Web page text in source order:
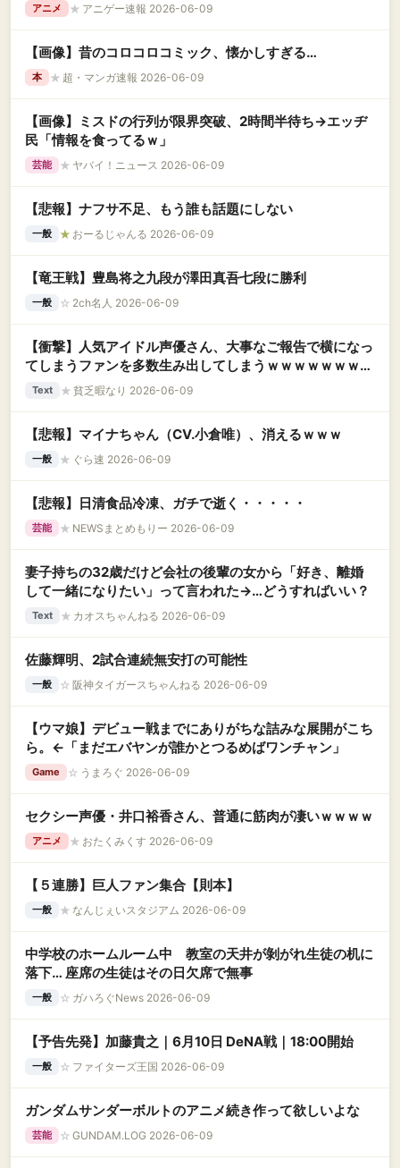
アニメ ★ アニゲー速報 2026-06-09
【画像】昔のコロコロコミック、懐かしすぎる…
本 ★ 超・マンガ速報 2026-06-09
【画像】ミスドの行列が限界突破、2時間半待ち→エッヂ
民「情報を食ってるｗ」
芸能 ★ ヤバイ！ニュース 2026-06-09
【悲報】ナフサ不足、もう誰も話題にしない
一般 ★ おーるじゃんる 2026-06-09
【竜王戦】豊島将之九段が澤田真吾七段に勝利
一般 ☆ 2ch名人 2026-06-09
【衝撃】人気アイドル声優さん、大事なご報告で横になっ
てしまうファンを多数生み出してしまうｗｗｗｗｗｗｗｗ
ｗｗｗｗ
Text ★ 貧乏暇なり 2026-06-09
【悲報】マイナちゃん（CV.小倉唯）、消えるｗｗｗ
一般 ★ ぐら速 2026-06-09
【悲報】日清食品冷凍、ガチで逝く・・・・・
芸能 ★ NEWSまとめもりー 2026-06-09
妻子持ちの32歳だけど会社の後輩の女から「好き、離婚
して一緒になりたい」って言われた→…どうすればいい？
Text ★ カオスちゃんねる 2026-06-09
佐藤輝明、2試合連続無安打の可能性
一般 ☆ 阪神タイガースちゃんねる 2026-06-09
【ウマ娘】デビュー戦までにありがちな詰みな展開がこち
ら。←「まだエバヤンが誰かとつるめばワンチャン」
Game ☆ うまろぐ 2026-06-09
セクシー声優・井口裕香さん、普通に筋肉が凄いｗｗｗｗ
アニメ ★ おたくみくす 2026-06-09
【５連勝】巨人ファン集合【則本】
一般 ★ なんじぇいスタジアム 2026-06-09
中学校のホームルーム中 教室の天井が剝がれ生徒の机に
落下… 座席の生徒はその日欠席で無事
一般 ☆ ガハろぐNews 2026-06-09
【予告先発】加藤貴之｜6月10日 DeNA戦｜18:00開始
一般 ☆ ファイターズ王国 2026-06-09
ガンダムサンダーボルトのアニメ続き作って欲しいよな
芸能 ☆ GUNDAM.LOG 2026-06-09